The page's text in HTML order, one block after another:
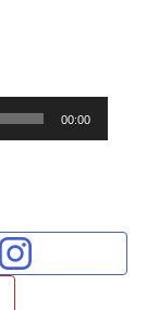
00:00